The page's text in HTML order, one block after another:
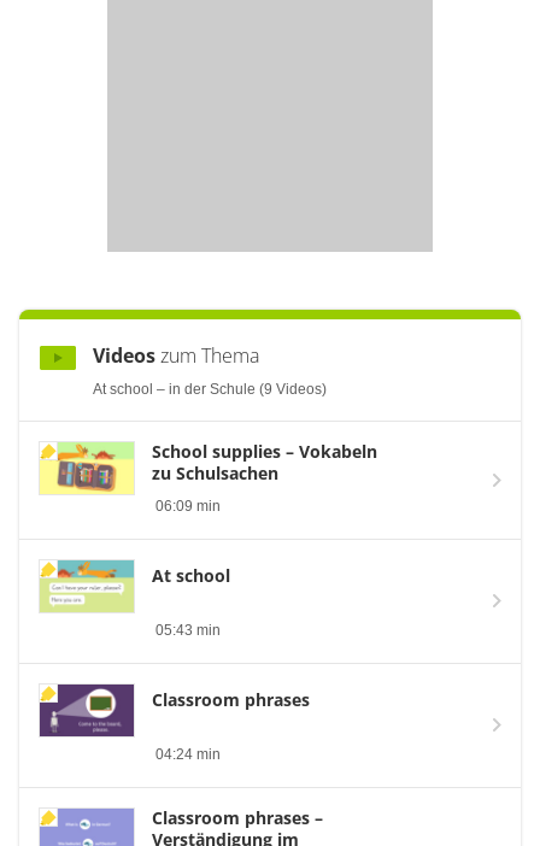
Videoszum Thema
At school – in der Schule (9 Videos)
School supplies – Vokabeln
zu Schulsachen
06:09 min
At school
05:43 min
Classroom phrases
04:24 min
Classroom phrases –
Verständigung im